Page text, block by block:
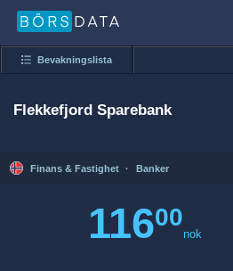
Bevakningslista
Flekkefjord Sparebank
Finans & Fastighet · Banker
11600
nok